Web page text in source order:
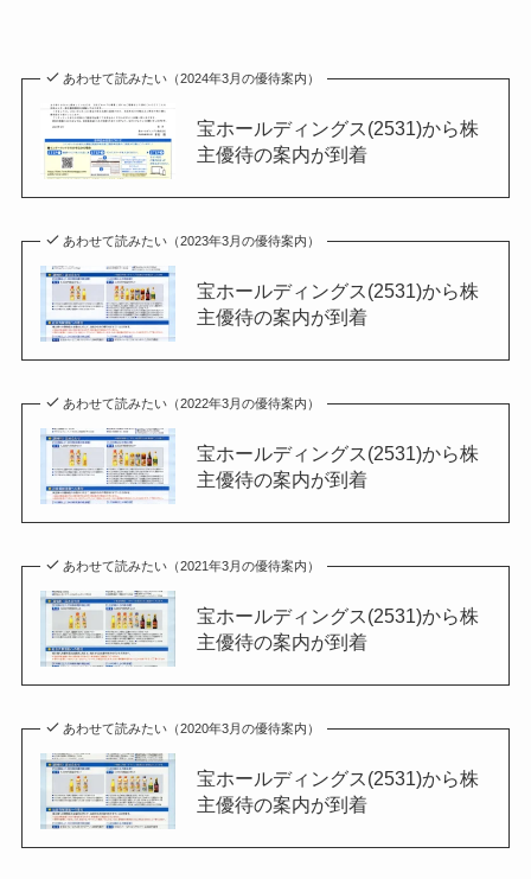
あわせて読みたい（2024年3月の優待案内）
宝ホールディングス(2531)から株
主優待の案内が到着
あわせて読みたい（2023年3月の優待案内）
宝ホールディングス(2531)から株
主優待の案内が到着
あわせて読みたい（2022年3月の優待案内）
宝ホールディングス(2531)から株
主優待の案内が到着
あわせて読みたい（2021年3月の優待案内）
宝ホールディングス(2531)から株
主優待の案内が到着
あわせて読みたい（2020年3月の優待案内）
宝ホールディングス(2531)から株
主優待の案内が到着